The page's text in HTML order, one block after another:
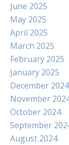
June 2025
May 2025
April 2025
March 2025
February 2025
January 2025
December 2024
November
October 2024
September
August 2024